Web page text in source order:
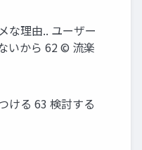
な理由.. ユーザー
いから 62 © 流楽
ける 63 検討する